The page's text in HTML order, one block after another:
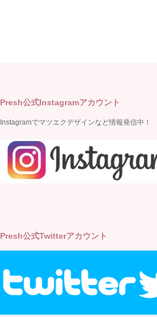
Presh公式Instagramアカウント
Instagramでマツエクデザインなど情報発信中！
Presh公式Twitterアカウント